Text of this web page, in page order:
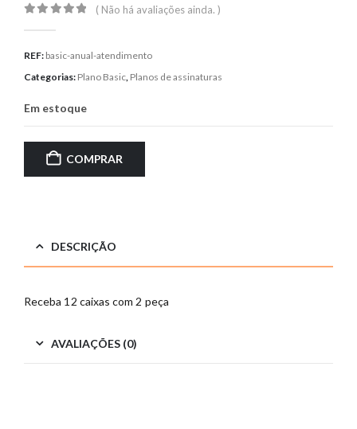
( Não há avaliações ainda. )
REF: basic-anual-atendimento
Categorias: Plano Basic, Planos de assinaturas
Em estoque
COMPRAR
DESCRIÇÃO
Receba 12 caixas com 2 peça
AVALIAÇÕES (0)